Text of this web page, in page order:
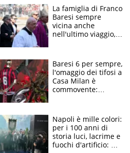
La famiglia di Franco
Baresi sempre
vicina anche
nell'ultimo viaggio,
circondati
dall'affetto dei tifosi
Baresi 6 per sempre,
l'omaggio dei tifosi a
Casa Milan è
commovente:
bigliettini
Napoli è mille colori:
per i 100 anni di
storia luci, lacrime e
fuochi d'artificio: De